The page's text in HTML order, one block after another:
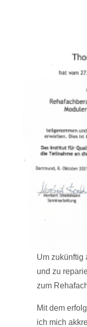
Um zukünftig
und zu
zum
Mit dem
ich mich